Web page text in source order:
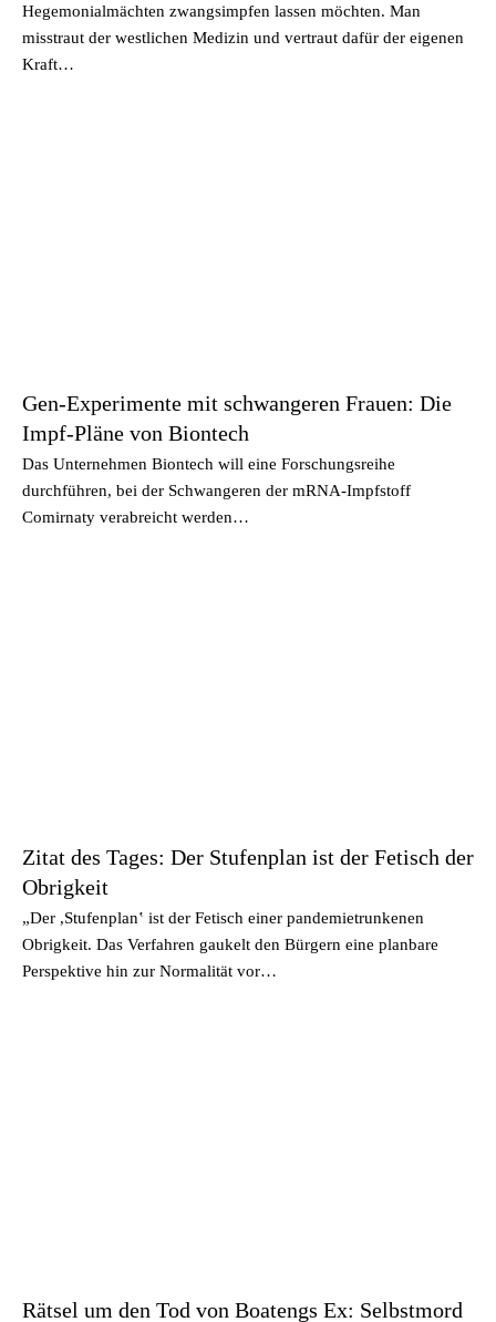
Hegemonialmächten zwangsimpfen lassen möchten. Man
misstraut der westlichen Medizin und vertraut dafür der eigenen
Kraft…
Gen-Experimente mit schwangeren Frauen: Die
Impf-Pläne von Biontech
Das Unternehmen Biontech will eine Forschungsreihe
durchführen, bei der Schwangeren der mRNA-Impfstoff
Comirnaty verabreicht werden…
Zitat des Tages: Der Stufenplan ist der Fetisch der
Obrigkeit
„Der ,Stufenplan‛ ist der Fetisch einer pandemietrunkenen
Obrigkeit. Das Verfahren gaukelt den Bürgern eine planbare
Perspektive hin zur Normalität vor…
Rätsel um den Tod von Boatengs Ex: Selbstmord